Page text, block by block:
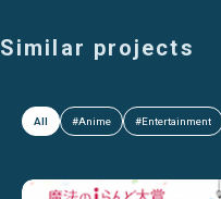
Similar projects
All #Anime #Entertainment